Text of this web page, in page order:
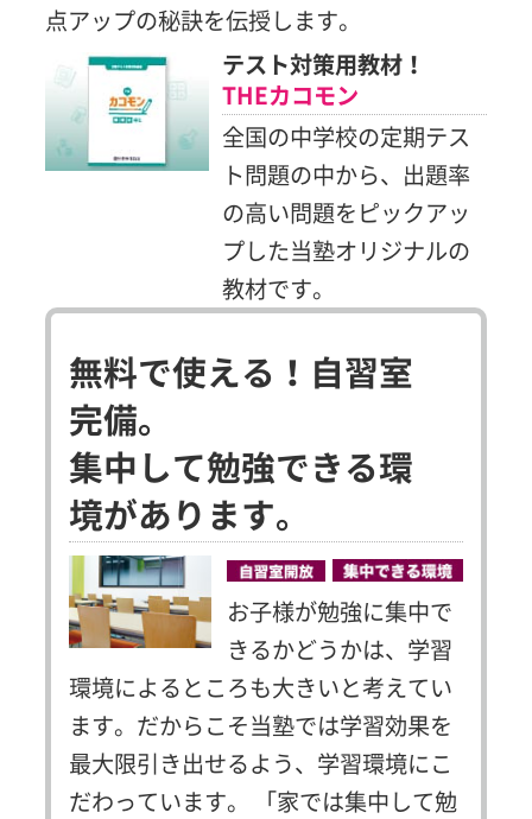
点アップの秘訣を伝授します。
テスト対策用教材！
THEカコモン
全国の中学校の定期テス
ト問題の中から、出題率
の高い問題をピックアッ
プした当塾オリジナルの
教材です。
無料で使える！自習室
完備。
集中して勉強できる環
境があります。
お子様が勉強に集中で
きるかどうかは、学習
環境によるところも大きいと考えてい
ます。だからこそ当塾では学習効果を
最大限引き出せるよう、学習環境にこ
だわっています。
「家では集中して勉